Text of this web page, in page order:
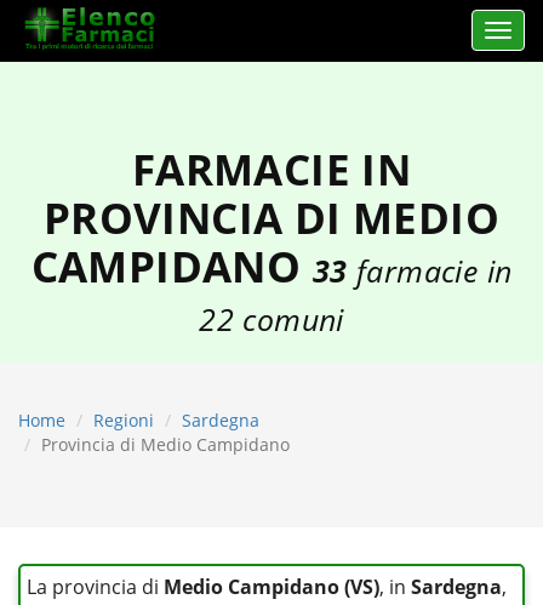
Apri
elencofarmaci.it
FARMACIE IN
PROVINCIA DI MEDIO
CAMPIDANO 33 farmacie in
22 comuni
Home Regioni
Sardegna
Provincia di Medio Campidano
La provincia di Medio Campidano (VS), in Sardegna,